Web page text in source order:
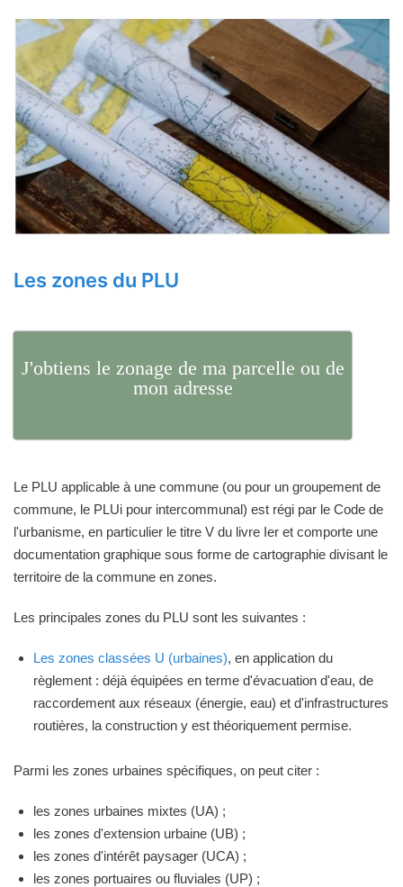
Les zones du PLU
J'obtiens le zonage de ma parcelle ou de
mon adresse
Le PLU applicable à une commune (ou pour un groupement de
commune, le PLUi pour intercommunal) est régi par le Code de
l'urbanisme, en particulier le titre V du livre Ier et comporte une
documentation graphique sous forme de cartographie divisant le
territoire de la commune en zones.
Les principales zones du PLU sont les suivantes :
Les zones classées U (urbaines), en application du
règlement : déjà équipées en terme d'évacuation d'eau, de
raccordement aux réseaux (énergie, eau) et d'infrastructures
routières, la construction y est théoriquement permise.
Parmi les zones urbaines spécifiques, on peut citer :
les zones urbaines mixtes (UA) ;
les zones d'extension urbaine (UB) ;
les zones d'intérêt paysager (UCA) ;
les zones portuaires ou fluviales (UP) ;